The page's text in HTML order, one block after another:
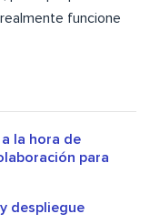
funcione
la hora de
para
despliegue